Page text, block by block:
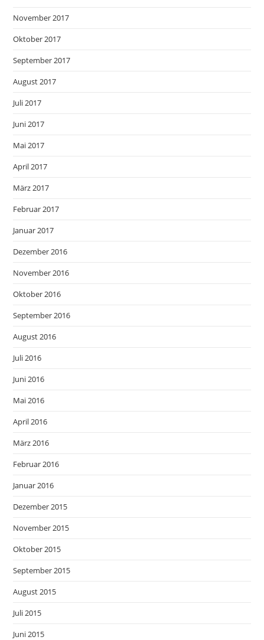
November 2017
Oktober 2017
September 2017
August 2017
Juli 2017
Juni 2017
Mai 2017
April 2017
März 2017
Februar 2017
Januar 2017
Dezember 2016
November 2016
Oktober 2016
September 2016
August 2016
Juli 2016
Juni 2016
Mai 2016
April 2016
März 2016
Februar 2016
Januar 2016
Dezember 2015
November 2015
Oktober 2015
September 2015
August 2015
Juli 2015
Juni 2015